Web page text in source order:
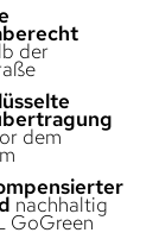
der
dem
nachhaltig
GoGreen